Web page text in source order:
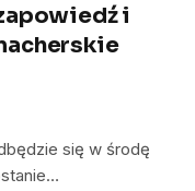
i
się w środę